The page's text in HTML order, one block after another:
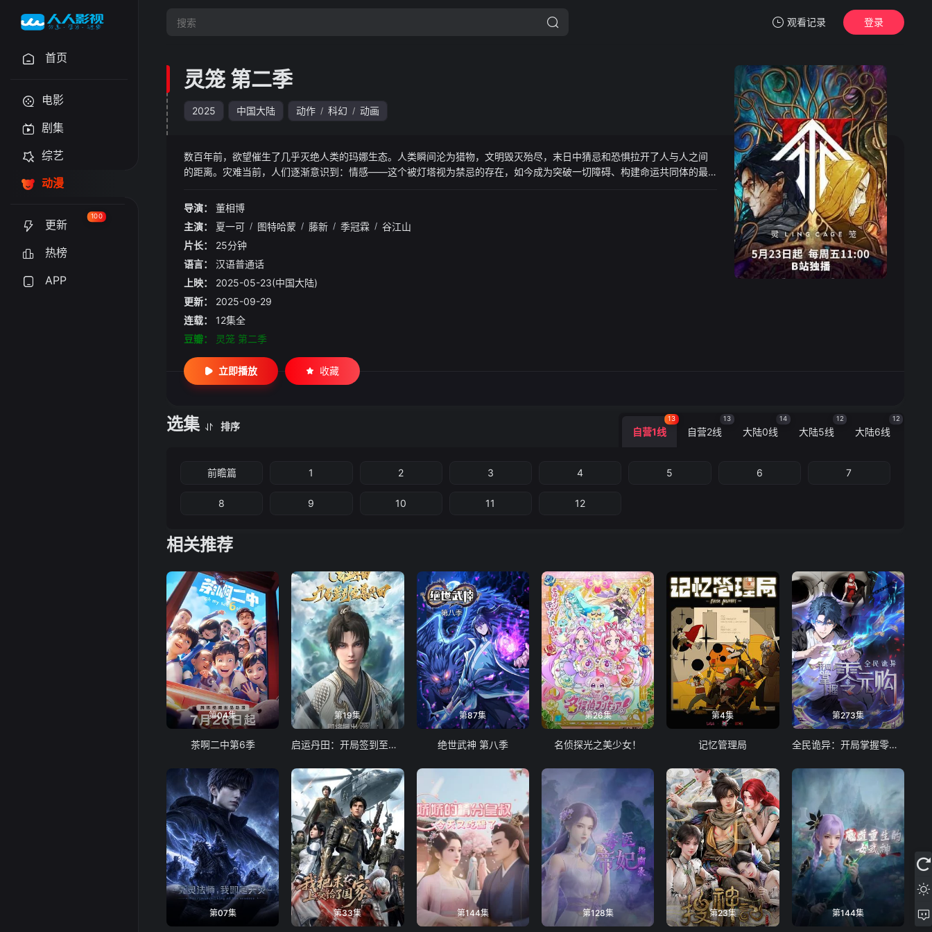
观看记录
暂无观看影片的记录
登录
首页
电影
剧集
综艺
动漫
更新
100
热榜
APP
灵笼 第二季
2025 中国大陆 动作 / 科幻 / 动画
数百年前，欲望催生了几乎灭绝人类的玛娜生态。人类瞬间沦为猎物，文明毁灭殆尽，末日中猜忌和恐惧拉开了人与人之间
的距离。灾难当前，人们逐渐意识到：情感——这个被灯塔视为禁忌的存在，如今成为突破一切障碍、构建命运共同体的最
导演：
董相博
主演：
夏一可 / 图特哈蒙 / 藤新 / 季冠霖 / 谷江山
片长：
25分钟
语言：
汉语普通话
上映：
2025-05-23(中国大陆)
更新：
2025-09-29
连载：
12集全
豆瓣：
灵笼 第二季
立即播放 收藏
选集 排序 自营1线
13
自营2线
13
大陆0线
14
大陆5线
12
大陆6线
12
前瞻篇 1 2 3 4 5 6 7
8 9 10 11 12
相关推荐
第04集
茶啊二中第6季
第19集
启运丹田：开局签到至尊丹田
第87集
绝世武神 第八季
第26集
名侦探光之美少女！
第4集
记忆管理局
第273集
全民诡异：开局掌握零元购
第07集 第33集 第144集 第128集 第23集 第144集